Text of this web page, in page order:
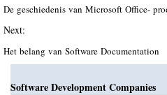
De geschiedenis van Microsoft Office-
Next:
Het belang van Software Documentation
Software Development Companies